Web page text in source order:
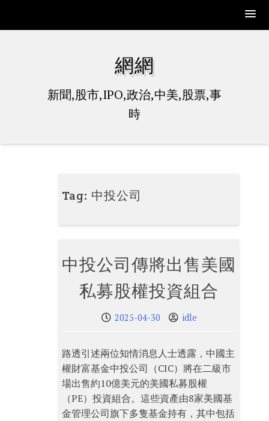
網網
新聞,股市,IPO,政治,中美,股票,事
時
Tag: 中投公司
中投公司傳將出售美國
私募股權投資組合
2025-04-30 idle
路透引述兩位知情消息人士透露，中國主
權財富基金中投公司（CIC）將在二級市
場出售約10億美元的美國私募股權
（PE）投資組合。這些資產由8家美國基
金管理公司旗下多隻基金持有，其中包括